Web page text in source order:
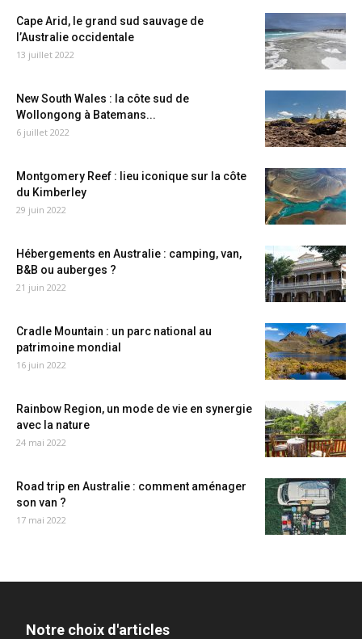
Cape Arid, le grand sud sauvage de
l’Australie occidentale
13 juillet 2022
New South Wales : la côte sud de
Wollongong à Batemans...
6 juillet 2022
Montgomery Reef : lieu iconique sur la côte
du Kimberley
29 juin 2022
Hébergements en Australie : camping, van,
B&B ou auberges ?
21 juin 2022
Cradle Mountain : un parc national au
patrimoine mondial
16 juin 2022
Rainbow Region, un mode de vie en synergie
avec la nature
24 mai 2022
Road trip en Australie : comment aménager
son van ?
17 mai 2022
Notre choix d'articles